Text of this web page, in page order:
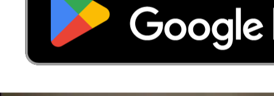
a 6,5 km di distanza
Greta è stata stupenda con il mio cane, gli ha fatto fare delle
passeggiate, da mangiare, il mio cane si è divertito tantissimo